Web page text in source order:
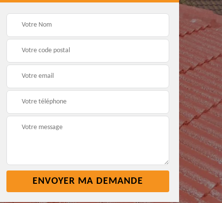
Pose nettoyage
gouttière 45
Réparation toiture 45